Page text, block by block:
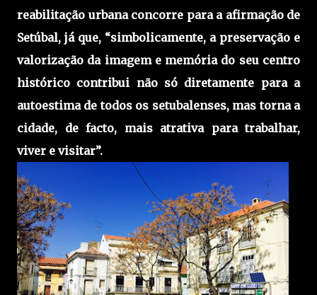
reabilitação urbana concorre para a afirmação de
Setúbal, já que, “simbolicamente, a preservação e
valorização da imagem e memória do seu centro
histórico contribui não só diretamente para a
autoestima de todos os setubalenses, mas torna a
cidade, de facto, mais atrativa para trabalhar,
viver e visitar”.